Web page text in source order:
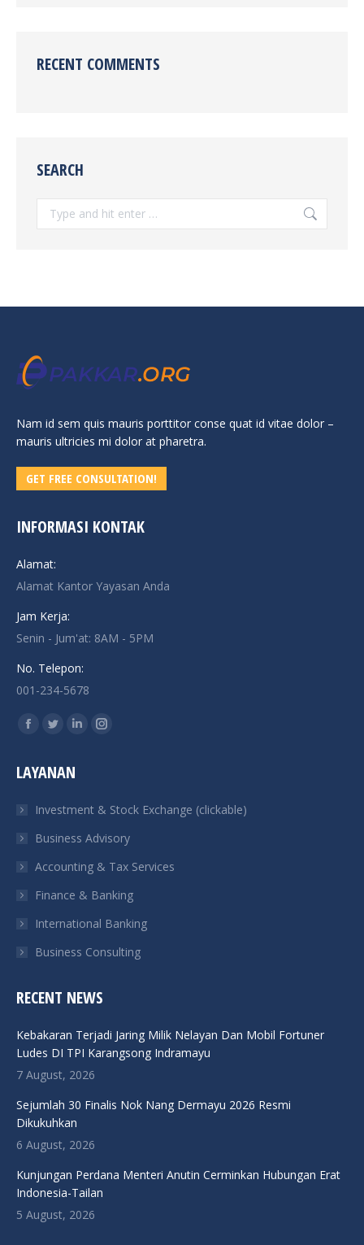
RECENT COMMENTS
SEARCH
Nam id sem quis mauris porttitor conse quat id vitae dolor –
mauris ultricies mi dolor at pharetra.
GET FREE CONSULTATION!
INFORMASI KONTAK
Alamat:
Alamat Kantor Yayasan Anda
Jam Kerja:
Senin - Jum'at: 8AM - 5PM
No. Telepon:
001-234-5678
Find us on:
Facebook
opens
new
window
Twitter
opens
new
window
Linkedin
new
window
Instagram
new
window
LAYANAN
Investment & Stock Exchange (clickable)
Business Advisory
Accounting & Tax Services
Finance & Banking
International Banking
Business Consulting
RECENT NEWS
Kebakaran Terjadi Jaring Milik Nelayan Dan Mobil Fortuner
Ludes DI TPI Karangsong Indramayu
7 August, 2026
Sejumlah 30 Finalis Nok Nang Dermayu 2026 Resmi
Dikukuhkan
6 August, 2026
Kunjungan Perdana Menteri Anutin Cerminkan Hubungan Erat
Indonesia-Tailan
5 August, 2026